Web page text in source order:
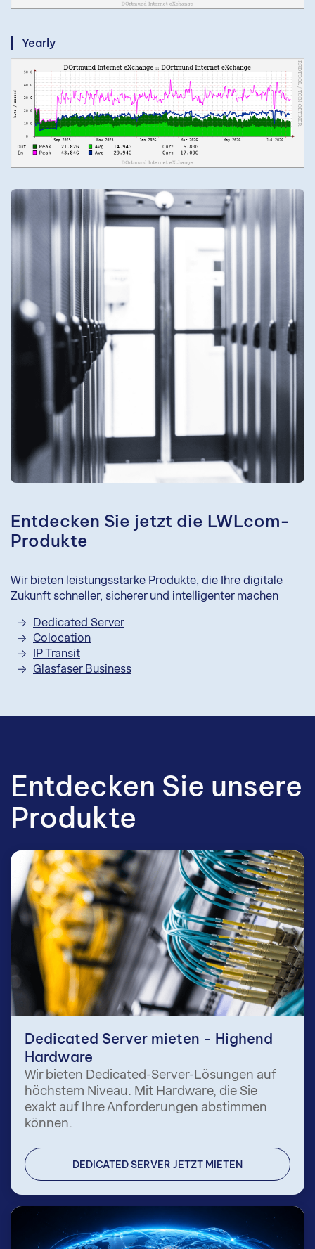
Yearly
Entdecken Sie jetzt die LWLcom-
Produkte
Wir bieten leistungsstarke Produkte, die Ihre digitale
Zukunft schneller, sicherer und intelligenter machen
Dedicated Server
Colocation
IP Transit
Glasfaser Business
Entdecken Sie unsere
Produkte
Dedicated Server mieten - Highend
Hardware
Wir bieten Dedicated-Server-Lösungen auf
höchstem Niveau. Mit Hardware, die Sie
exakt auf Ihre Anforderungen abstimmen
können.
DEDICATED SERVER JETZT MIETEN